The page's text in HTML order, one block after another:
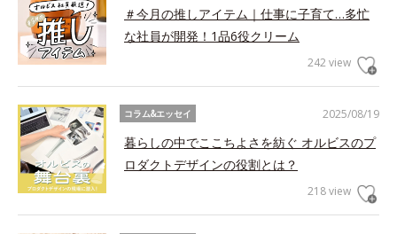
＃今月の推しアイテム｜仕事に子育て…多忙
な社員が開発！1品6役クリーム
242 view
2025/08/19
コラム&エッセイ
暮らしの中でここちよさを紡ぐ オルビスのプ
ロダクトデザインの役割とは？
218 view